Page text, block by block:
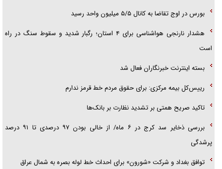
بورس در اوج تقاضا به کانال ۵/۵ میلیون واحد رسید
هشدار نارنجی هواشناسی برای ۴ استان؛ رگبار شدید و سقوط سنگ در راه
است
بسته اینترنت خبرنگاران فعال شد
رییس‌کل بیمه مرکزی: برای حقوق مردم خط قرمز ندارم
تاکید صریح همتی بر تشدید نظارت بر بانک‌ها
بررسی ذخایر سد کرج در ۶ ماه/ از خالی بودن ۹۷ درصدی تا ۹۱ درصد
پرشدگی
توافق بغداد و شرکت «شورون» برای احداث خط لوله بصره به شمال عراق